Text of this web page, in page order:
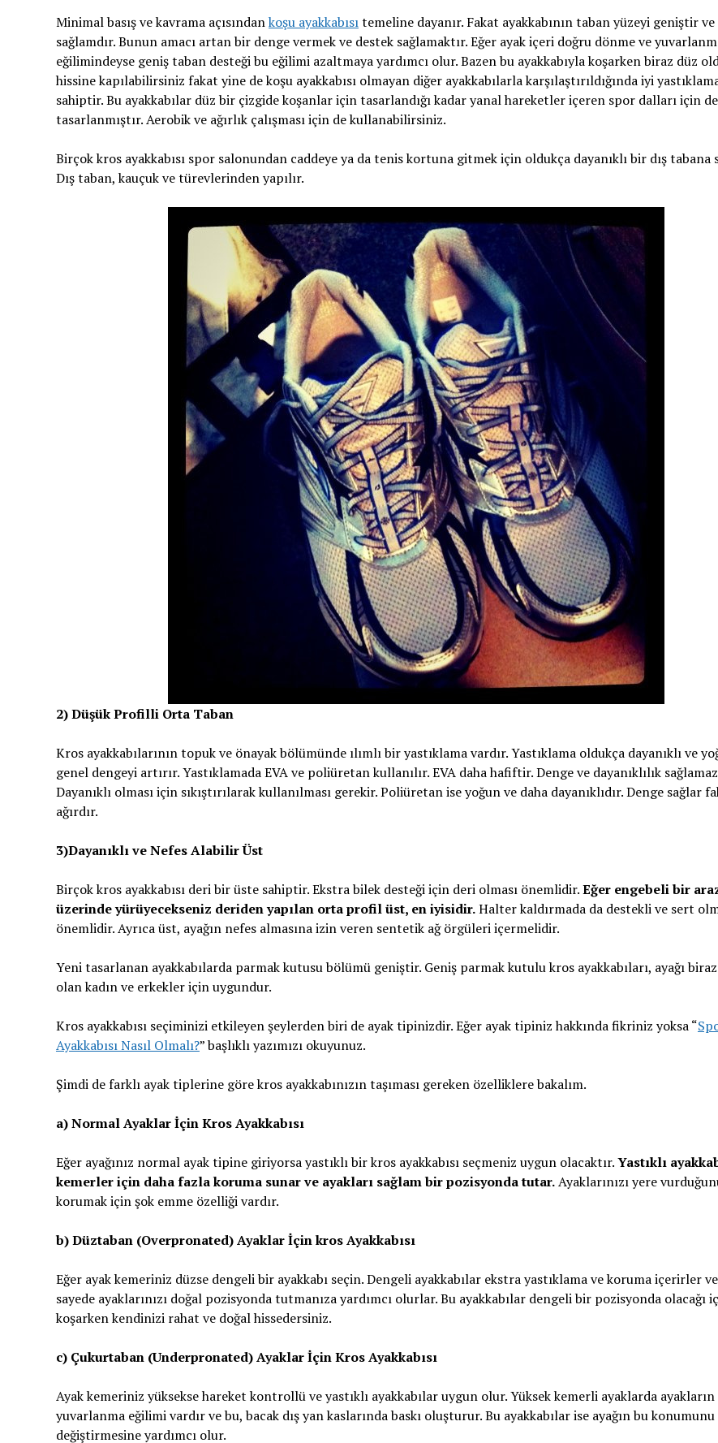
Minimal basış ve kavrama açısındankoşu ayakkabısıtemeline dayanır. Fakat ayakkabının taban yüzeyi geniştir ve
sağlamdır. Bunun amacı artan bir denge vermek ve destek sağlamaktır. Eğer ayak içeri doğru dönme ve
eğilimindeyse geniş taban desteği bu eğilimi azaltmaya yardımcı olur. Bazen bu ayakkabıyla koşarken biraz düz
hissine kapılabilirsiniz fakat yine de koşu ayakkabısı olmayan diğer ayakkabılarla karşılaştırıldığında iyi
sahiptir. Bu ayakkabılar düz bir çizgide koşanlar için tasarlandığı kadar yanal hareketler içeren spor dalları için de
tasarlanmıştır. Aerobik ve ağırlık çalışması için de kullanabilirsiniz.
Birçok kros ayakkabısı spor salonundan caddeye ya da tenis kortuna gitmek için oldukça dayanıklı bir dış tabana
Dış taban, kauçuk ve türevlerinden yapılır.
2) Düşük Profilli Orta Taban
Kros ayakkabılarının topuk ve önayak bölümünde ılımlı bir yastıklama vardır. Yastıklama oldukça dayanıklı ve
genel dengeyi artırır. Yastıklamada EVA ve poliüretan kullanılır. EVA daha hafiftir. Denge ve dayanıklılık
Dayanıklı olması için sıkıştırılarak kullanılması gerekir. Poliüretan ise yoğun ve daha dayanıklıdır. Denge sağlar
ağırdır.
3)Dayanıklı ve Nefes Alabilir Üst
Birçok kros ayakkabısı deri bir üste sahiptir. Ekstra bilek desteği için deri olması önemlidir.Eğer engebeli bir
üzerinde yürüyecekseniz deriden yapılan orta profil üst, en iyisidir.Halter kaldırmada da destekli ve sert
önemlidir. Ayrıca üst, ayağın nefes almasına izin veren sentetik ağ örgüleri içermelidir.
Yeni tasarlanan ayakkabılarda parmak kutusu bölümü geniştir. Geniş parmak kutulu kros ayakkabıları, ayağı
olan kadın ve erkekler için uygundur.
Kros ayakkabısı seçiminizi etkileyen şeylerden biri de ayak tipinizdir. Eğer ayak tipiniz hakkında fikriniz yoksa “
Ayakkabısı Nasıl Olmalı?” başlıklı yazımızı okuyunuz.
Şimdi de farklı ayak tiplerine göre kros ayakkabınızın taşıması gereken özelliklere bakalım.
a) Normal Ayaklar İçin Kros Ayakkabısı
Eğer ayağınız normal ayak tipine giriyorsa yastıklı bir kros ayakkabısı seçmeniz uygun olacaktır.Yastıklı
kemerler için daha fazla koruma sunar ve ayakları sağlam bir pozisyonda tutar.Ayaklarınızı yere
korumak için şok emme özelliği vardır.
b) Düztaban (Overpronated) Ayaklar İçin kros Ayakkabısı
Eğer ayak kemeriniz düzse dengeli bir ayakkabı seçin. Dengeli ayakkabılar ekstra yastıklama ve koruma içerirler
sayede ayaklarınızı doğal pozisyonda tutmanıza yardımcı olurlar. Bu ayakkabılar dengeli bir pozisyonda olacağı
koşarken kendinizi rahat ve doğal hissedersiniz.
c) Çukurtaban (Underpronated) Ayaklar İçin Kros Ayakkabısı
Ayak kemeriniz yüksekse hareket kontrollü ve yastıklı ayakkabılar uygun olur. Yüksek kemerli ayaklarda ayakların
yuvarlanma eğilimi vardır ve bu, bacak dış yan kaslarında baskı oluşturur. Bu ayakkabılar ise ayağın bu konumunu
değiştirmesine yardımcı olur.